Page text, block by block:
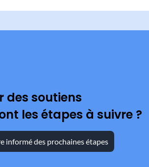
des soutiens
les étapes à suivre ?
informé des prochaines étapes